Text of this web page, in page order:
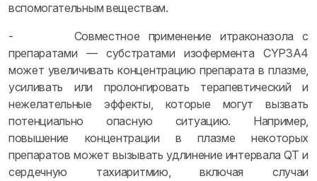
вспомогательным веществам.
- Совместное применение итраконазола с
препаратами — субстратами изофермента CYP3A4
может увеличивать концентрацию препарата в плазме,
усиливать или пролонгировать терапевтический и
нежелательные эффекты, которые могут вызвать
потенциально опасную ситуацию. Например,
повышение концентрации в плазме некоторых
препаратов может вызывать удлинение интервала QT и
сердечную тахиаритмию, включая случаи